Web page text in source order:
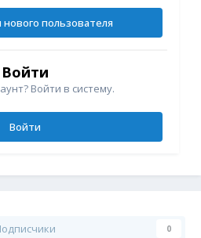
нового пользователя
Войти
Войти в систему.
Войти
0